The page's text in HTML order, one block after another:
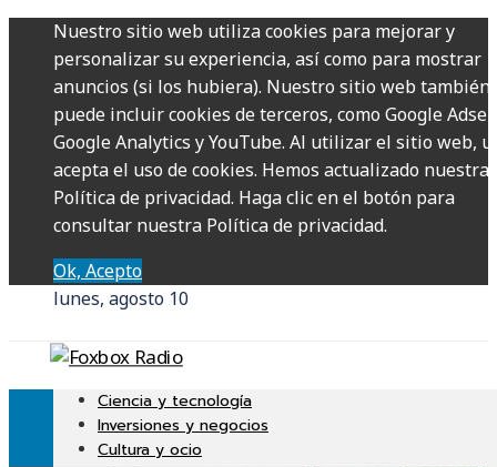
Nuestro sitio web utiliza cookies para mejorar y
personalizar su experiencia, así como para mostrar
anuncios (si los hubiera). Nuestro sitio web también
puede incluir cookies de terceros, como Google
Google Analytics y YouTube. Al utilizar el sitio web,
acepta el uso de cookies. Hemos actualizado nuestra
Política de privacidad. Haga clic en el botón para
consultar nuestra Política de privacidad.
Ok, Acepto
lunes, agosto 10
Ciencia y tecnología
Inversiones y negocios
Cultura y ocio